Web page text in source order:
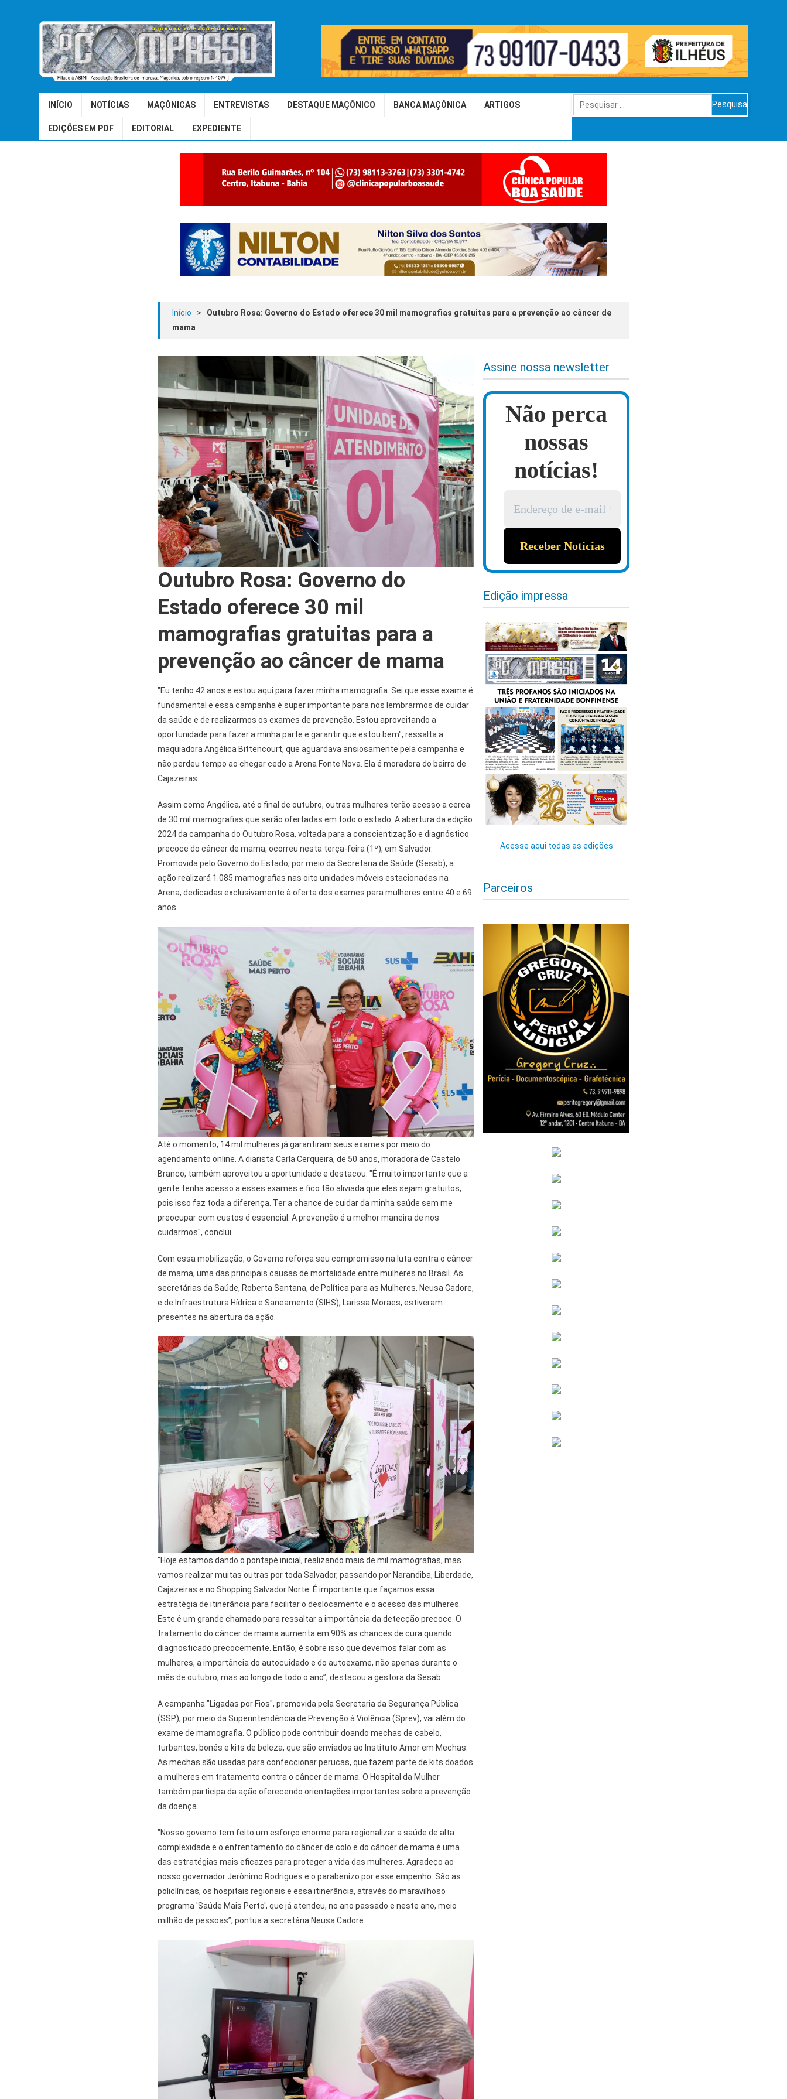
INÍCIO NOTÍCIAS MAÇÔNICAS ENTREVISTAS DESTAQUE MAÇÔNICO BANCA MAÇÔNICA ARTIGOS
EDIÇÕES EM PDF EDITORIAL EXPEDIENTE
Pesquisar
por:
Início >
Outubro Rosa: Governo do Estado oferece 30 mil mamografias gratuitas para a prevenção ao câncer de
mama
Outubro Rosa: Governo do
Estado oferece 30 mil
mamografias gratuitas para a
prevenção ao câncer de mama
"Eu tenho 42 anos e estou aqui para fazer minha mamografia. Sei que esse exame é
fundamental e essa campanha é super importante para nos lembrarmos de cuidar
da saúde e de realizarmos os exames de prevenção. Estou aproveitando a
oportunidade para fazer a minha parte e garantir que estou bem", ressalta a
maquiadora Angélica Bittencourt, que aguardava ansiosamente pela campanha e
não perdeu tempo ao chegar cedo a Arena Fonte Nova. Ela é moradora do bairro de
Cajazeiras.
Assim como Angélica, até o final de outubro, outras mulheres terão acesso a cerca
de 30 mil mamografias que serão ofertadas em todo o estado. A abertura da edição
2024 da campanha do Outubro Rosa, voltada para a conscientização e diagnóstico
precoce do câncer de mama, ocorreu nesta terça-feira (1º), em Salvador.
Promovida pelo Governo do Estado, por meio da Secretaria de Saúde (Sesab), a
ação realizará 1.085 mamografias nas oito unidades móveis estacionadas na
Arena, dedicadas exclusivamente à oferta dos exames para mulheres entre 40 e 69
anos.
Até o momento, 14 mil mulheres já garantiram seus exames por meio do
agendamento online. A diarista Carla Cerqueira, de 50 anos, moradora de Castelo
Branco, também aproveitou a oportunidade e destacou: "É muito importante que a
gente tenha acesso a esses exames e fico tão aliviada que eles sejam gratuitos,
pois isso faz toda a diferença. Ter a chance de cuidar da minha saúde sem me
preocupar com custos é essencial. A prevenção é a melhor maneira de nos
cuidarmos", conclui.
Com essa mobilização, o Governo reforça seu compromisso na luta contra o câncer
de mama, uma das principais causas de mortalidade entre mulheres no Brasil. As
secretárias da Saúde, Roberta Santana, de Política para as Mulheres, Neusa Cadore,
e de Infraestrutura Hídrica e Saneamento (SIHS), Larissa Moraes, estiveram
presentes na abertura da ação.
"Hoje estamos dando o pontapé inicial, realizando mais de mil mamografias, mas
vamos realizar muitas outras por toda Salvador, passando por Narandiba, Liberdade,
Cajazeiras e no Shopping Salvador Norte. É importante que façamos essa
estratégia de itinerância para facilitar o deslocamento e o acesso das mulheres.
Este é um grande chamado para ressaltar a importância da detecção precoce. O
tratamento do câncer de mama aumenta em 90% as chances de cura quando
diagnosticado precocemente. Então, é sobre isso que devemos falar com as
mulheres, a importância do autocuidado e do autoexame, não apenas durante o
mês de outubro, mas ao longo de todo o ano”, destacou a gestora da Sesab.
A campanha "Ligadas por Fios", promovida pela Secretaria da Segurança Pública
(SSP), por meio da Superintendência de Prevenção à Violência (Sprev), vai além do
exame de mamografia. O público pode contribuir doando mechas de cabelo,
turbantes, bonés e kits de beleza, que são enviados ao Instituto Amor em Mechas.
As mechas são usadas para confeccionar perucas, que fazem parte de kits doados
a mulheres em tratamento contra o câncer de mama. O Hospital da Mulher
também participa da ação oferecendo orientações importantes sobre a prevenção
da doença.
"Nosso governo tem feito um esforço enorme para regionalizar a saúde de alta
complexidade e o enfrentamento do câncer de colo e do câncer de mama é uma
das estratégias mais eficazes para proteger a vida das mulheres. Agradeço ao
nosso governador Jerônimo Rodrigues e o parabenizo por esse empenho. São as
policlínicas, os hospitais regionais e essa itinerância, através do maravilhoso
programa 'Saúde Mais Perto', que já atendeu, no ano passado e neste ano, meio
milhão de pessoas”, pontua a secretária Neusa Cadore.
Assine nossa newsletter
Não perca
nossas
notícias!
Edição impressa
Acesse aqui todas as edições
Parceiros